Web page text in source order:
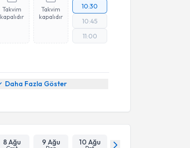
Takvim
kapalıdır
Takvim
kapalıdır
10:30
10:45
11:00
Daha Fazla Göster
8 Ağu 9 Ağu 10 Ağu